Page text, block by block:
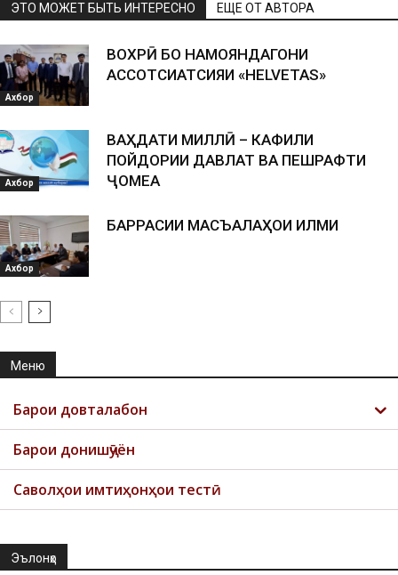
ЭТО МОЖЕТ БЫТЬ ИНТЕРЕСНО ЕЩЕ ОТ АВТОРА
Ахбор
ВОХӮРӢ БО НАМОЯНДАГОНИ
АССОТСИАТСИЯИ «HELVETAS»
Ахбор
ВАҲДАТИ МИЛЛӢ – КАФИЛИ
ПОЙДОРИИ ДАВЛАТ ВА ПЕШРАФТИ
ҶОМЕА
Ахбор
БАРРАСИИ МАСЪАЛАҲОИ ИЛМИ
Меню
Барои довталабон
Барои донишҷӯён
Саволҳои имтиҳонҳои тестӣ
Эълонҳо